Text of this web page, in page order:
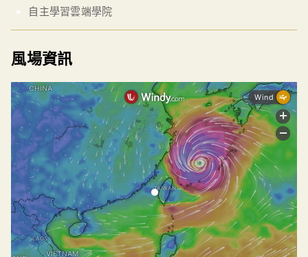
自主學習雲端學院
風場資訊